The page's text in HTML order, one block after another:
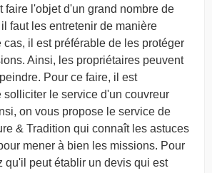
faire l'objet d'un grand nombre de
faut les entretenir de manière
cas, il est préférable de les protéger
Ainsi, les propriétaires peuvent
Pour ce faire, il est
solliciter le service d'un couvreur
on vous propose le service de
& Tradition qui connaît les astuces
mener à bien les missions. Pour
qu'il peut établir un devis qui est